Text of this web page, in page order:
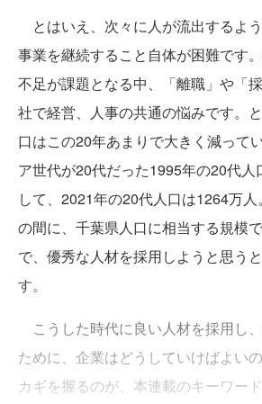
とはいえ、次々に人が流出するよ
事業を継続すること自体が困難です
不足が課題となる中、「離職」や「
社で経営、人事の共通の悩みです。
口はこの20年あまりで大きく減って
ア世代が20代だった1995年の20代
して、2021年の20代人口は1264万人
の間に、千葉県人口に相当する規模
で、優秀な人材を採用しようと思う
す。
こうした時代に良い人材を採用し
ために、企業はどうしていけばよい
カギを握るのが、本連載のキーワー